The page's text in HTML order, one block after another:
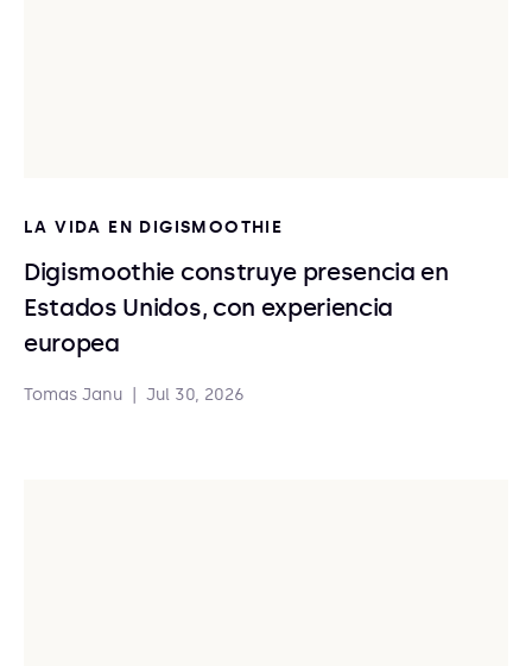
LA VIDA EN DIGISMOOTHIE
Digismoothie construye presencia en
Estados Unidos, con experiencia
europea
Tomas Janu Jul 30, 2026